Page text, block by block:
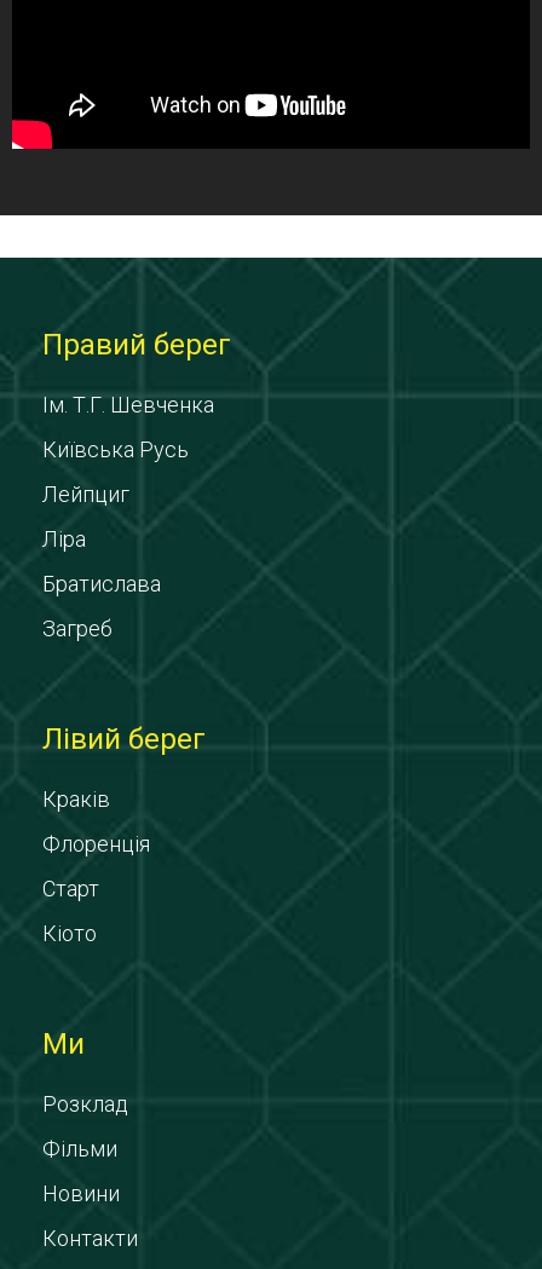
Правий берег
Ім. Т.Г. Шевченка
Київська Русь
Лейпциг
Ліра
Братислава
Загреб
Лівий берег
Краків
Флоренція
Старт
Кіото
Ми
Розклад
Фільми
Новини
Контакти